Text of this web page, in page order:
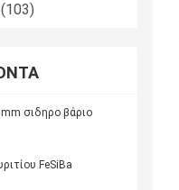
(103)
σιδηρο βάριο
FeSiBa